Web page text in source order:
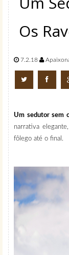
Os
7.2.18
Um sedutor sem
narrativa
fôlego até o final.